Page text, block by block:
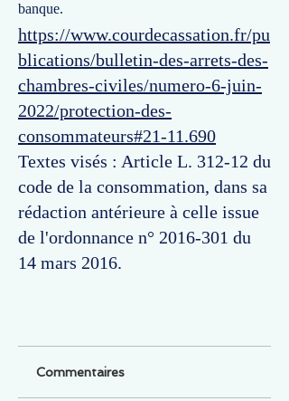
banque.
https://www.courdecassation.fr/pu
blications/bulletin-des-arrets-des-
chambres-civiles/numero-6-juin-
2022/protection-des-
consommateurs#21-11.690
Textes visés : Article L. 312-12 du
code de la consommation, dans sa
rédaction antérieure à celle issue
de l'ordonnance n° 2016-301 du
14 mars 2016.
Commentaires